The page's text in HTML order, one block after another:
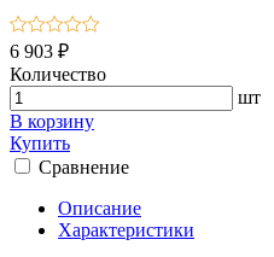
6 903 ₽
Количество
шт
В корзину
Купить
Сравнение
Описание
Характеристики